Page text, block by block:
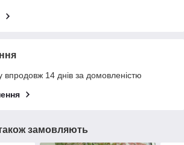
впродовж 14 днів за домовленістю
замовляють